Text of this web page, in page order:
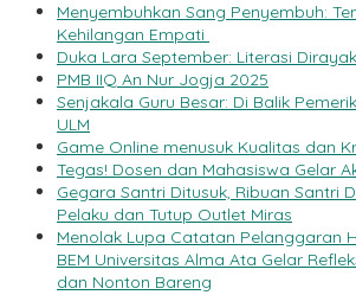
Menyembuhkan Sang Penyembuh:
Kehilangan Empati
Duka Lara September: Literasi
PMB IIQ An Nur Jogja 2025
Senjakala Guru Besar: Di Balik
ULM
Game Online menusuk Kualitas dan
Tegas! Dosen dan Mahasiswa Gelar
Gegara Santri Ditusuk, Ribuan Santri
Pelaku dan Tutup Outlet Miras
Menolak Lupa Catatan Pelanggaran
BEM Universitas Alma Ata Gelar
dan Nonton Bareng